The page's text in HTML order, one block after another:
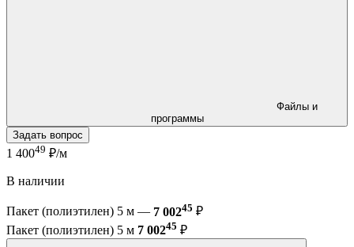
программы
Задать вопрос
1 40049 ₽/м
В наличии
Пакет (полиэтилен) 5 м — 7 00245 ₽
Пакет (полиэтилен) 5 м 7 00245 ₽